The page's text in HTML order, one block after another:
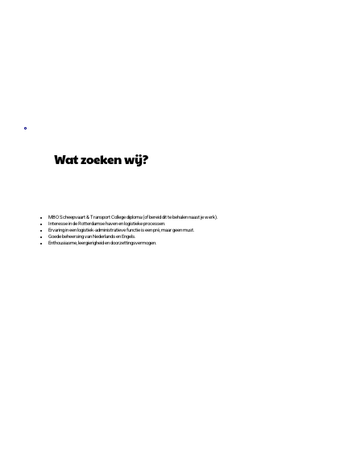
Wat zoeken wij?
MBO Scheepvaart & Transport College diploma (of bereid dit te behalen naast je werk).
Interesse in de Rotterdamse haven en logistieke processen.
Ervaring in een logistiek-administratieve functie is een pré, maar geen must.
Goede beheersing van Nederlands en Engels.
Enthousiasme, leergierigheid en doorzettingsvermogen.